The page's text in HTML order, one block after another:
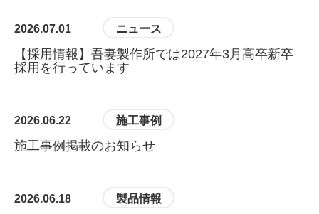
2026.07.01 ニュース
【採用情報】吾妻製作所では2027年3月高卒新卒
採用を行っています
2026.06.22 施工事例
施工事例掲載のお知らせ
2026.06.18 製品情報